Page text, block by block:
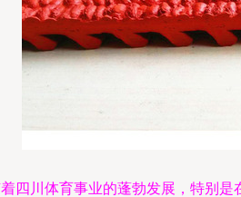
四川体育事业的蓬勃发展，特别是